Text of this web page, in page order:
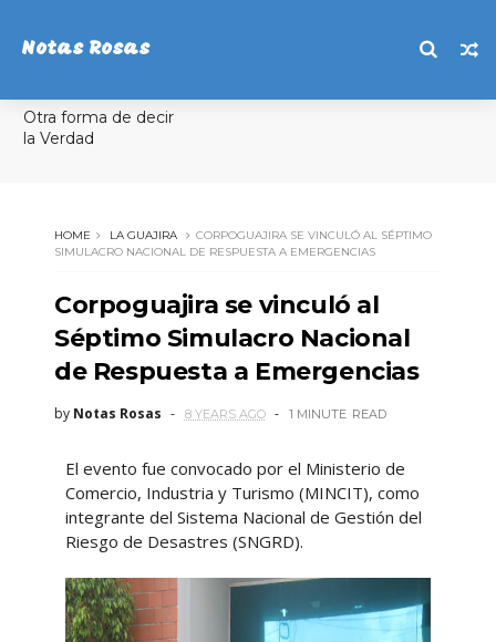
Notas Rosas
Otra forma de decir
la Verdad
HOME LA GUAJIRA
CORPOGUAJIRA SE VINCULÓ AL SÉPTIMO
SIMULACRO NACIONAL DE RESPUESTA A EMERGENCIAS
Corpoguajira se vinculó al
Séptimo Simulacro Nacional
de Respuesta a Emergencias
by Notas Rosas 8 YEARS AGO 1 MINUTE READ
El evento fue convocado por el Ministerio de
Comercio, Industria y Turismo (MINCIT), como
integrante del Sistema Nacional de Gestión del
Riesgo de Desastres (SNGRD).